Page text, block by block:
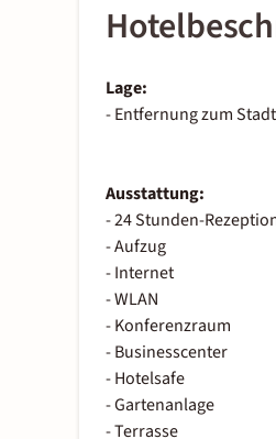
Lage:
- Entfernung zum
Ausstattung:
- 24 Stunden-
- Aufzug
- Internet
- WLAN
- Konferenzraum
- Businesscenter
- Hotelsafe
- Gartenanlage
- Terrasse